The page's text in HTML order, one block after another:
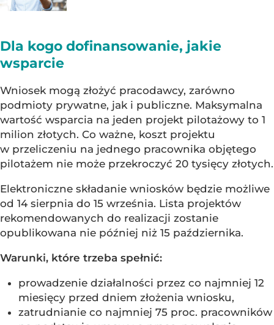
Dla kogo dofinansowanie, jakie
wsparcie
Wniosek mogą złożyć pracodawcy, zarówno
podmioty prywatne, jak i publiczne. Maksymalna
wartość wsparcia na jeden projekt pilotażowy to 1
milion złotych. Co ważne, koszt projektu
w przeliczeniu na jednego pracownika objętego
pilotażem nie może przekroczyć 20 tysięcy złotych.
Elektroniczne składanie wniosków będzie możliwe
od 14 sierpnia do 15 września. Lista projektów
rekomendowanych do realizacji zostanie
opublikowana nie później niż 15 października.
Warunki, które trzeba spełnić:
prowadzenie działalności przez co najmniej 12
miesięcy przed dniem złożenia wniosku,
zatrudnianie co najmniej 75 proc. pracowników